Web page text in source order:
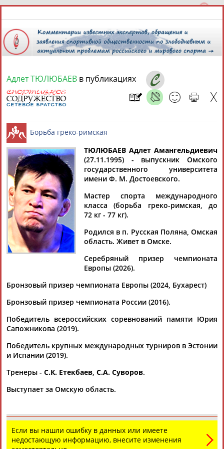
7 августа 2026 года,
СПОРТСМЕНЫ, ТРЕНЕРЫ И СПЕЦИАЛИСТЫ
Найдено: 1персона Расширенный поиск
Адлет
ТЮЛЮБАЕВ
Ваш запрос: "Адлет Тюлюбаев"
Борец Адлет Тюлюбаев стал серебряным призером
чемпионата Европы
Российский борец греко-римского стиляАдлет Тюлюбаев
завоевал серебряную медаль на чемпионате Европы.
Кирилла Маскевича из Белоруссии.Тюлюбаеву30 лет. В
2024 году он стал бронзовым призером...
23.04.2026
Греко-римская борьба. Чемпионат Европы 2026. Финалы. 22
Тюлюбаев(Россия) До 97 кг. Кирил Милов (Болгария)...
Информационное агентство СТАДИОН
22.04.2026
Адлет ТЮЛЮБАЕВ в публикациях
Борьба греко-римская
ТЮЛЮБАЕВ Адлет Амангельдиевич
(27.11.1995) - выпускник Омского
государственного университета
имени Ф. М. Достоевского.
Мастер спорта международного
класса (борьба греко-римская, до
72 кг - 77 кг).
Родился в п. Русская Поляна, Омская
область. Живет в Омске.
Серебряный призер чемпионата
Европы (2026).
Бронзовый призер чемпионата Европы (2024, Бухарест)
Бронзовый призер чемпионата России (2016).
Победитель всероссийских соревнований памяти Юрия
Сапожникова (2019).
Победитель крупных международных турниров в Эстонии
и Испании (2019).
Тренеры - С.К. Етекбаев, С.А. Суворов.
Выступает за Омскую область.
Если вы нашли ошибку в данных или имеете
недостающую информацию, внесите изменения